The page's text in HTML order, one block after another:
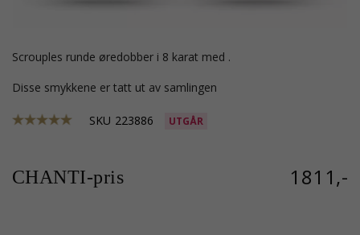
Scrouples runde øredobber i 8 karat med .
Disse smykkene er tatt ut av samlingen
SKU 223886 UTGÅR
CHANTI-pris 1811,-